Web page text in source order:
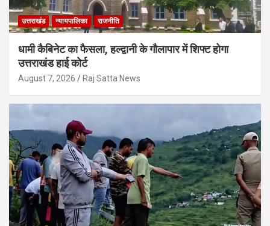
उत्तराखंड न्यायपालिका राजनीति
धामी कैबिनेट का फैसला, हल्द्वानी के गौलापार में शिफ्ट होगा
उत्तराखंड हाई कोर्ट
August 7, 2026 Raj Satta News